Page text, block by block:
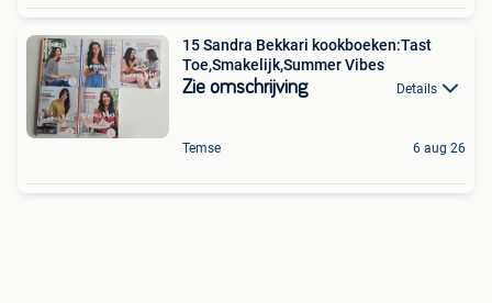
15 Sandra Bekkari kookboeken:Tast
Toe,Smakelijk,Summer Vibes
Zie omschrijving Details
Temse 6 aug 26